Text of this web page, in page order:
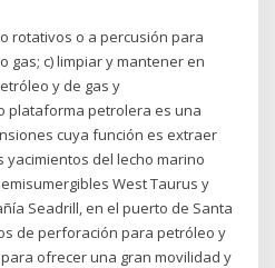
rotativos o a percusión para
c) limpiar y mantener en
y de gas y
plataforma petrolera es una
cuya función es extraer
del lecho marino
West Taurus y
Seadrill, en el puerto de Santa
de perforación para petróleo y
ofrecer una gran movilidad y